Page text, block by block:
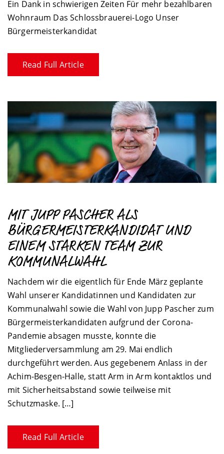
Ein Dank in schwierigen Zeiten Für mehr bezahlbaren
Wohnraum Das Schlossbrauerei-Logo Unser
Bürgermeisterkandidat
Read Full Article
MIT JUPP PASCHER ALS
BÜRGERMEISTERKANDIDAT UND
EINEM STARKEN TEAM ZUR
KOMMUNALWAHL
Nachdem wir die eigentlich für Ende März geplante
Wahl unserer Kandidatinnen und Kandidaten zur
Kommunalwahl sowie die Wahl von Jupp Pascher zum
Bürgermeisterkandidaten aufgrund der Corona-
Pandemie absagen musste, konnte die
Mitgliederversammlung am 29. Mai endlich
durchgeführt werden. Aus gegebenem Anlass in der
Achim-Besgen-Halle, statt Arm in Arm kontaktlos und
mit Sicherheitsabstand sowie teilweise mit
Schutzmaske. […]
Read Full Article